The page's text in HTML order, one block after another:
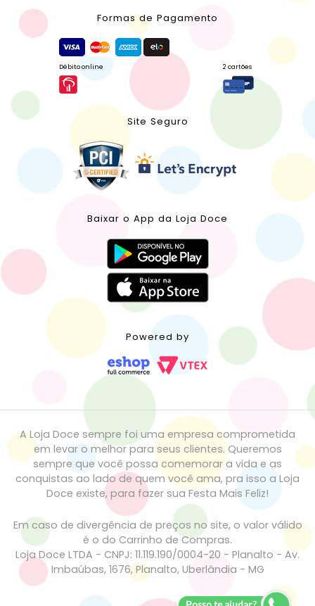
Formas de Pagamento
Débito online 2 cartões
Site Seguro
Baixar o App da Loja Doce
Powered by
A Loja Doce sempre foi uma empresa comprometida
em levar o melhor para seus clientes. Queremos
sempre que você possa comemorar a vida e as
conquistas ao lado de quem você ama, pra isso a Loja
Doce existe, para fazer sua Festa Mais Feliz!
Em caso de divergência de preços no site, o valor válido
é o do Carrinho de Compras.
Loja Doce LTDA - CNPJ: 11.119.190/0004-20 - Planalto - Av.
Imbaúbas, 1676, Planalto, Uberlândia - MG